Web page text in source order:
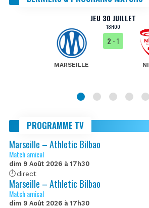
JEU 30 JUILLET
18H00
MARSEILLE
2 - 1
PROGRAMME TV
Marseille – Athletic Bilbao
Match amical
dim 9 Août 2026 à 17h30
direct
Marseille – Athletic Bilbao
Match amical
dim 9 Août 2026 à 17h30